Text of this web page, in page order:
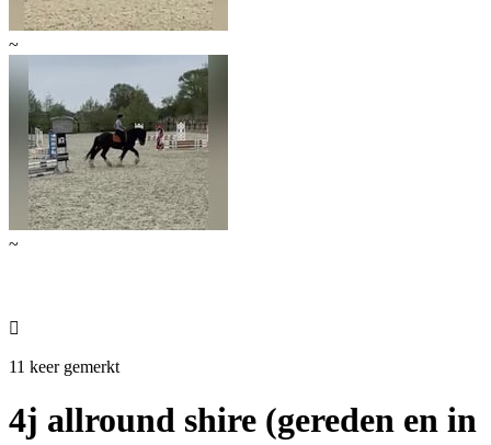
~
~

11 keer gemerkt
4j allround shire (gereden en in